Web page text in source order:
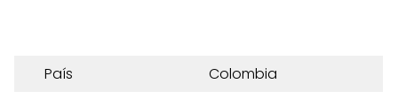
País
Colombia